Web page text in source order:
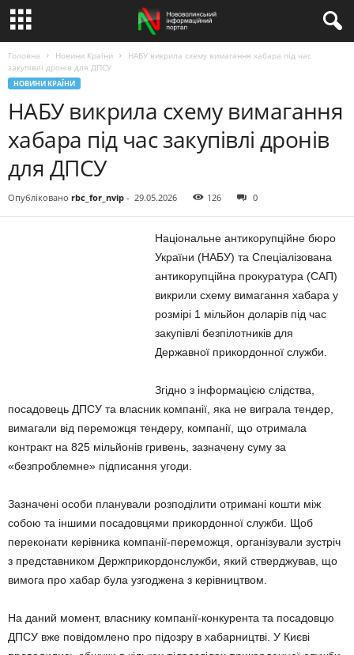
Головна Новини Країни
НАБУ викрила схему вимагання хабара під час
закупівлі дронів для ДПСУ
НОВИНИ КРАЇНИ
НАБУ викрила схему вимагання
хабара під час закупівлі дронів
для ДПСУ
Опубліковано rbc_for_nvip - 29.05.2026 126 0
Національне антикорупційне бюро
України (НАБУ) та Спеціалізована
антикорупційна прокуратура (САП)
викрили схему вимагання хабара у
розмірі 1 мільйон доларів під час
закупівлі безпілотників для
Державної прикордонної служби.
Згідно з інформацією слідства,
посадовець ДПСУ та власник компанії, яка не виграла тендер,
вимагали від переможця тендеру, компанії, що отримала
контракт на 825 мільйонів гривень, зазначену суму за
«безпроблемне» підписання угоди.
Зазначені особи планували розподілити отримані кошти між
собою та іншими посадовцями прикордонної служби. Щоб
переконати керівника компанії-переможця, організували зустріч
з представником Держприкордонслужби, який стверджував, що
вимога про хабар була узгоджена з керівництвом.
На даний момент, власнику компанії-конкурента та посадовцю
ДПСУ вже повідомлено про підозру в хабарництві. У Києві